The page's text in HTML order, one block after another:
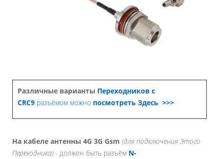
Различные варианты Переходников с
CRC9 разъёмом можно посмотреть Здесь >>>
На кабеле антенны 4G 3G Gsm (для подключения Этого
Переходника) - должен быть разъём N-